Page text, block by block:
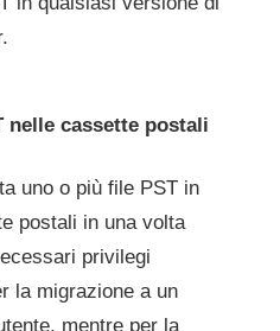
nelle cassette postali
uno o più file PST in
postali in una volta
privilegi
la migrazione a un
mentre per la